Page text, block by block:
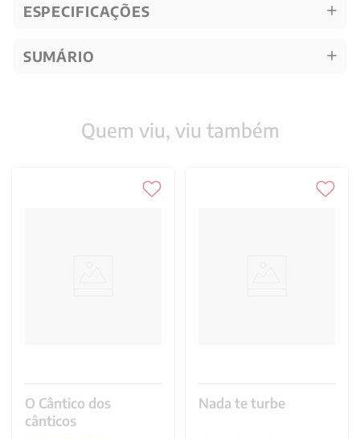
ESPECIFICAÇÕES
SUMÁRIO
Quem viu, viu também
O Cântico dos
cânticos
Nada te turbe